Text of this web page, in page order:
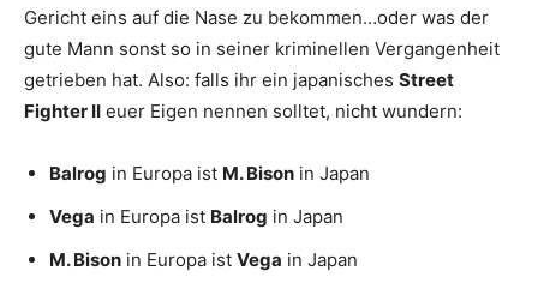
Gericht eins auf die Nase zu bekommen…oder was der
gute Mann sonst so in seiner kriminellen Vergangenheit
getrieben hat. Also: falls ihr ein japanisches Street
Fighter II euer Eigen nennen solltet, nicht wundern:
Balrog in Europa ist M. Bison in Japan
Vega in Europa ist Balrog in Japan
M. Bison in Europa ist Vega in Japan